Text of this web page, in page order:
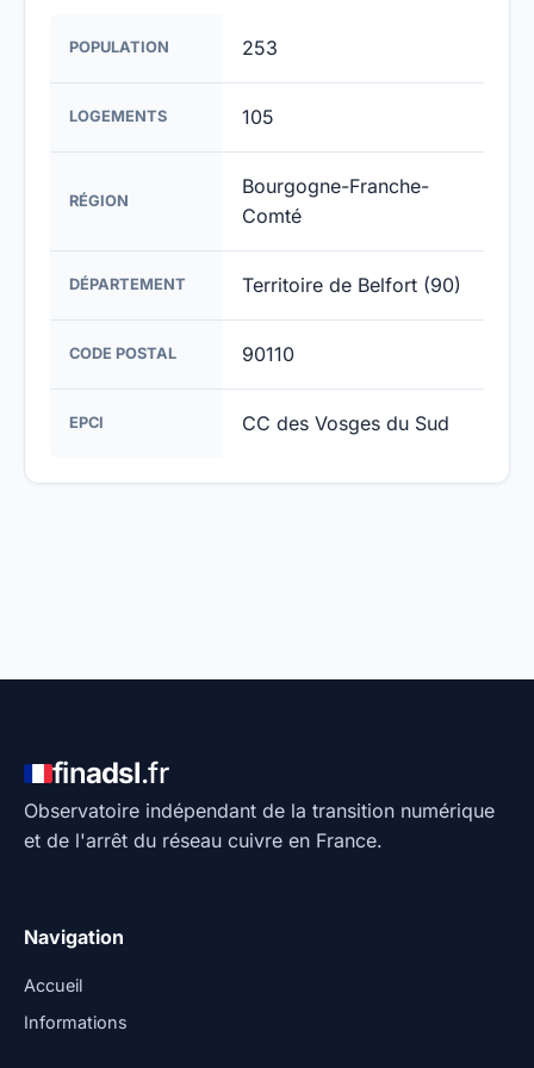
POPULATION 253
LOGEMENTS 105
RÉGION
Bourgogne-Franche-
Comté
DÉPARTEMENT Territoire de Belfort (90)
CODE POSTAL 90110
EPCI CC des Vosges du Sud
finadsl.fr
Observatoire indépendant de la transition numérique
et de l'arrêt du réseau cuivre en France.
Navigation
Accueil
Informations